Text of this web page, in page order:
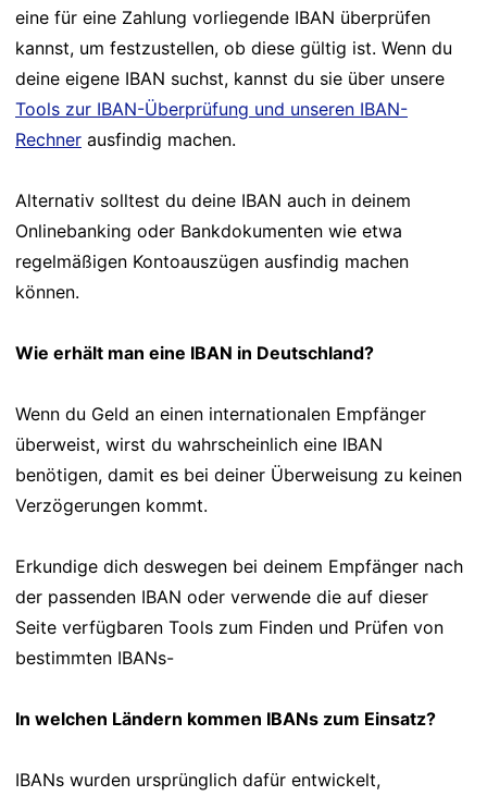
eine für eine Zahlung vorliegende IBAN überprüfen
kannst, um festzustellen, ob diese gültig ist. Wenn du
deine eigene IBAN suchst, kannst du sie über unsere
Tools zur IBAN-Überprüfung und unseren IBAN-
Rechner ausfindig machen.
Alternativ solltest du deine IBAN auch in deinem
Onlinebanking oder Bankdokumenten wie etwa
regelmäßigen Kontoauszügen ausfindig machen
können.
Wie erhält man eine IBAN in Deutschland?
Wenn du Geld an einen internationalen Empfänger
überweist, wirst du wahrscheinlich eine IBAN
benötigen, damit es bei deiner Überweisung zu keinen
Verzögerungen kommt.
Erkundige dich deswegen bei deinem Empfänger nach
der passenden IBAN oder verwende die auf dieser
Seite verfügbaren Tools zum Finden und Prüfen von
bestimmten IBANs-
In welchen Ländern kommen IBANs zum Einsatz?
IBANs wurden ursprünglich dafür entwickelt,